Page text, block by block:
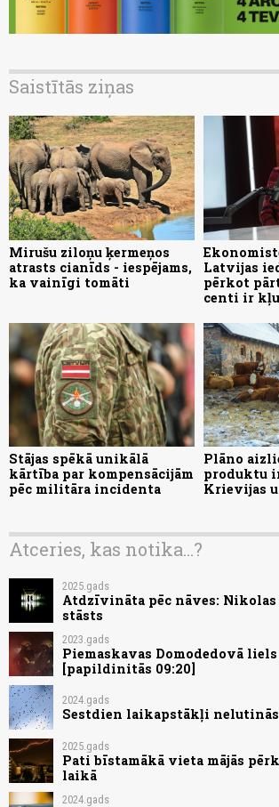
Saistītās ziņas
Mirušu ziloņu ķermeņos
atrasts cianīds - iespējams,
ka vainīgi tomāti
Latvijas
pērkot
centi ir
Stājas spēkā unikālā
kārtība par kompensācijām
pēc militāra incidenta
Plāno
produktu
Krievijas
Atceries, kas notika...?
2025.gads
Atdzīvināta pēc nāves: Nikolas
stāsts
2023.gads
Piemaskavas Domodedovā
[papildinitās 09:20]
2024.gads
Sestdien laikapstākļi nelutinās
2025.gads
Pati bīstamākā vieta mājās
laikā
2024.gads